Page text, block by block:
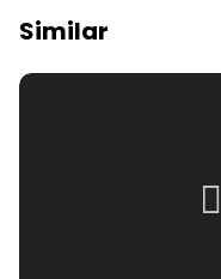
Similar